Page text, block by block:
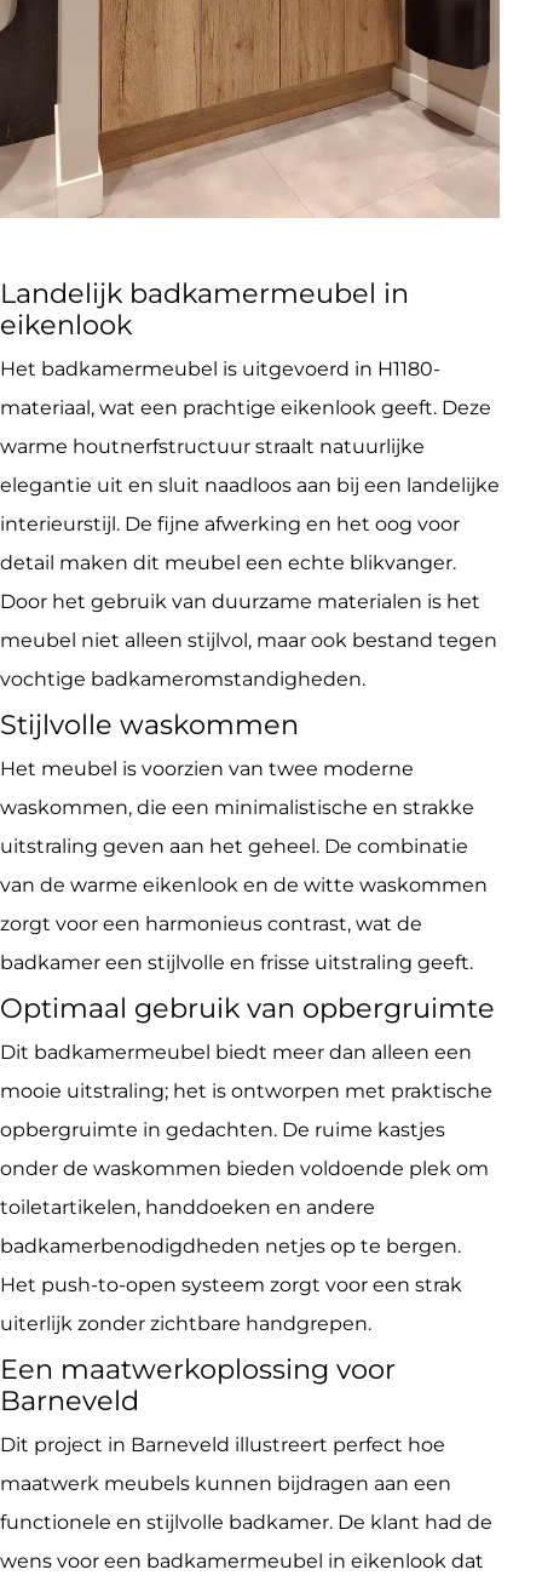
Landelijk badkamermeubel in
eikenlook
Het badkamermeubel is uitgevoerd in H1180-
materiaal, wat een prachtige eikenlook geeft. Deze
warme houtnerfstructuur straalt natuurlijke
elegantie uit en sluit naadloos aan bij een landelijke
interieurstijl. De fijne afwerking en het oog voor
detail maken dit meubel een echte blikvanger.
Door het gebruik van duurzame materialen is het
meubel niet alleen stijlvol, maar ook bestand tegen
vochtige badkameromstandigheden.
Stijlvolle waskommen
Het meubel is voorzien van twee moderne
waskommen, die een minimalistische en strakke
uitstraling geven aan het geheel. De combinatie
van de warme eikenlook en de witte waskommen
zorgt voor een harmonieus contrast, wat de
badkamer een stijlvolle en frisse uitstraling geeft.
Optimaal gebruik van opbergruimte
Dit badkamermeubel biedt meer dan alleen een
mooie uitstraling; het is ontworpen met praktische
opbergruimte in gedachten. De ruime kastjes
onder de waskommen bieden voldoende plek om
toiletartikelen, handdoeken en andere
badkamerbenodigdheden netjes op te bergen.
Het push-to-open systeem zorgt voor een strak
uiterlijk zonder zichtbare handgrepen.
Een maatwerkoplossing voor
Barneveld
Dit project in Barneveld illustreert perfect hoe
maatwerk meubels kunnen bijdragen aan een
functionele en stijlvolle badkamer. De klant had de
wens voor een badkamermeubel in eikenlook dat